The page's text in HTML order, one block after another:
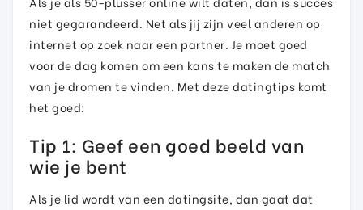
niet gegarandeerd. Net als jij zijn veel anderen op
internet op zoek naar een partner. Je moet goed
voor de dag komen om een kans te maken de match
van je dromen te vinden. Met deze datingtips komt
het goed:
Tip 1: Geef een goed beeld van
wie je bent
Als je lid wordt van een datingsite, dan gaat dat